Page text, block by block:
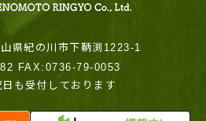
県紀の川市下鞆渕1223-1
FAX:0736-79-0053
も受付しております